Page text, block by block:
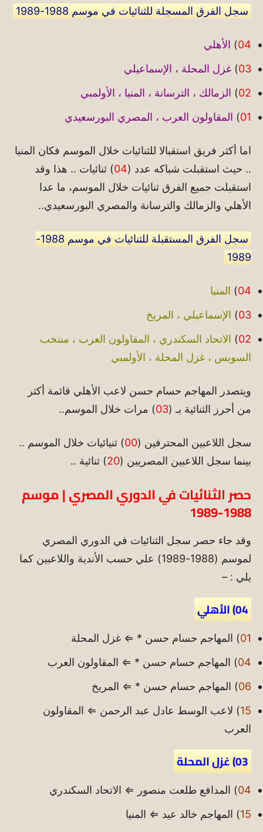
سجل الفرق المسجلة للثنائيات في موسم 1988-1989
04
) الأهلي
03
) غزل المحلة ، الإسماعيلي
02
) الزمالك ، الترسانة ، المنيا ، الأولمبي
01
) المقاولون العرب ، المصري البورسعيدي
اما أكثر فريق استقبالا للثنائيات خلال الموسم فكان المنيا
.. حيث استقبلت شباكه عدد (04) ثنائيات .. هذا وقد
استقبلت جميع الفرق ثنائيات خلال الموسم، ما عدا
الأهلي والزمالك والترسانة والمصري البورسعيدي..
سجل الفرق المستقبلة للثنائيات في موسم 1988-
1989
04
) المنيا
03
) الإسماعيلي ، المريخ
02
) الاتحاد السكندري ، المقاولون العرب ، منتخب
السويس ، غزل المحلة ، الأولمبي
ويتصدر المهاجم حسام حسن لاعب الأهلي قائمة أكثر
من أحرز الثنائية بـ (03) مرات خلال الموسم..
سجل اللاعبين المحترفين (00) ثنيائيات خلال الموسم ..
بينما سجل اللاعبين المصريين (20) ثنائية ..
حصر الثنائيات في الدوري المصري | موسم
1988-1989
وقد جاء حصر سجل الثنائيات في الدوري المصري
لموسم (1988-1989) علي حسب الأندية واللاعبين كما
يلي : –
04) الأهلي
01) المهاجم حسام حسن * ⇐ غزل المحلة
04) المهاجم حسام حسن * ⇐ المقاولون العرب
06) المهاجم حسام حسن * ⇐ المريخ
15) لاعب الوسط عادل عبد الرحمن ⇐ المقاولون
العرب
03) غزل المحلة
04) المدافع طلعت منصور ⇐ الاتحاد السكندري
15) المهاجم خالد عيد ⇐ المنيا